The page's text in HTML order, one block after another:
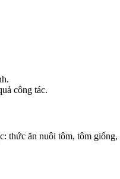
công tác.
thức ăn nuôi tôm, tôm giống,